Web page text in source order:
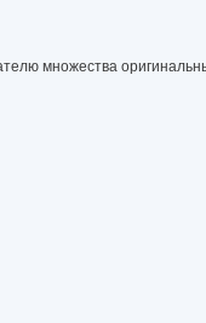
множества